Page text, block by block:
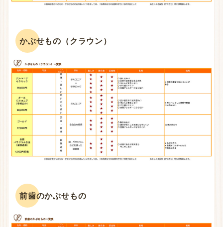
かぶせもの（クラウン）
前歯のかぶせもの